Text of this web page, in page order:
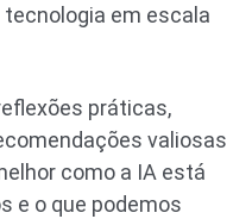
em escala
práticas,
valiosas
como a IA está
e o que podemos